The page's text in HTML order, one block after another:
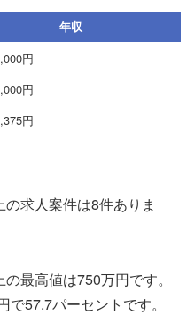
年収
円
円
円
求人案件は8件ありま
最高値は750万円です。
57.7パーセントです。